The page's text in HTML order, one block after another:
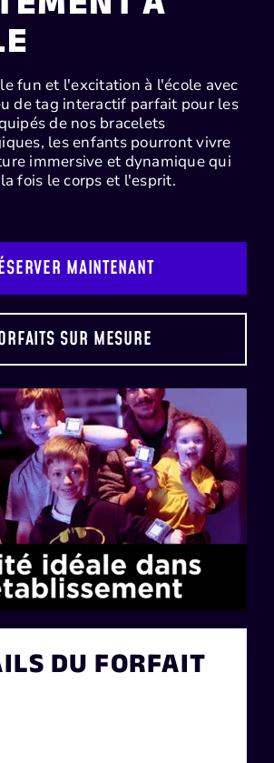
fun et l'excitation à l'école avec
de tag interactif parfait pour les
de nos bracelets
les enfants pourront vivre
immersive et dynamique qui
fois le corps et l'esprit.
MAINTENANT
SUR MESURE
DU FORFAIT